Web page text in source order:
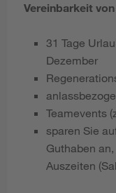
Vereinbarkeit
31 Tage
Dezember
Teamevents
sparen Sie
Guthaben
Auszeiten